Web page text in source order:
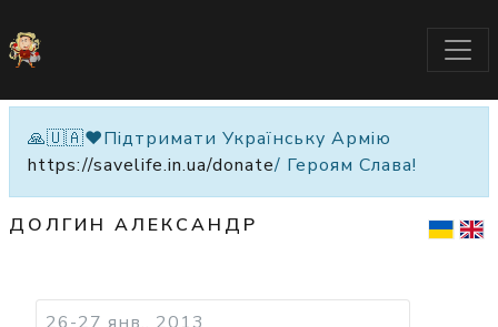
🙏🇺🇦❤️Підтримати Українську Армію
https://savelife.in.ua/donate/ Героям Слава!
ДОЛГИН АЛЕКСАНДР